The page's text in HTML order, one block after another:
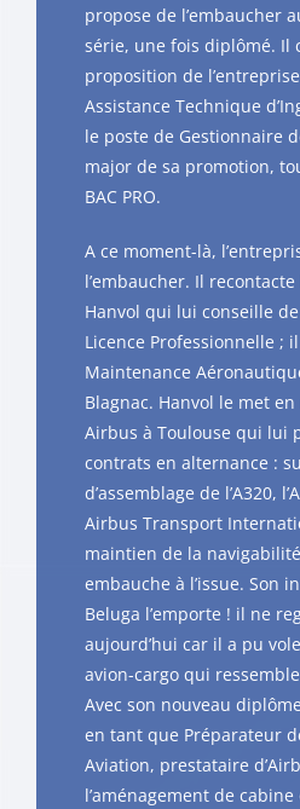
propose de l’embaucher
série, une fois diplômé. Il
proposition de
Assistance Technique
le poste de Gestionnaire
major de sa promotion,
BAC PRO.
A ce moment-là,
l’embaucher. Il recontacte
Hanvol qui lui conseille
Licence Professionnelle ;
Maintenance
Blagnac. Hanvol le met
Airbus à Toulouse qui lui
contrats en alternance :
d’assemblage de l’A320,
Airbus Transport
maintien de la
embauche à l’issue. Son
Beluga l’emporte ! il ne
aujourd’hui car il a pu
avion-cargo qui
Avec son nouveau
en tant que Préparateur
Aviation, prestataire
l’aménagement de